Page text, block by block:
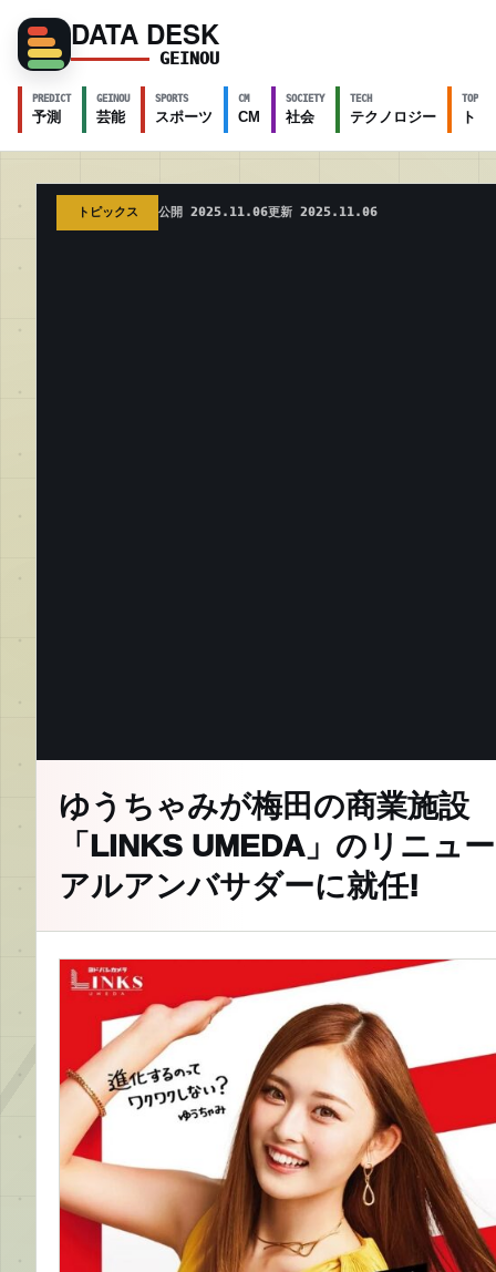
DATA DESK
GEINOU
PREDICT
予測
GEINOU
芸能
SPORTS
スポーツ
CM
CM
SOCIETY
社会
TECH
テクノロジー
TOPICS
ト
トピックス 公開 2025.11.06更新 2025.11.06
ゆうちゃみが梅田の商業施設
「LINKS UMEDA」のリニュー
アルアンバサダーに就任!